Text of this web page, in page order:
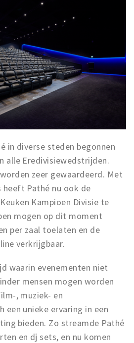
in diverse steden begonnen
alle Eredivisiewedstrijden.
zeer gewaardeerd. Met
heeft Pathé nu ook de
Kampioen Divisie te
mogen op dit moment
per zaal toelaten en de
verkrijgbaar.
waarin evenementen niet
mensen mogen worden
, muziek- en
een unieke ervaring in een
bieden. Zo streamde Pathé
en dj sets, en nu komen